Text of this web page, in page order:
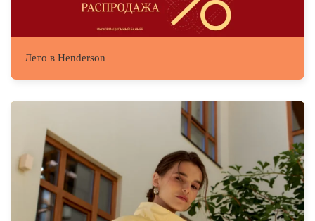
Лето в Henderson